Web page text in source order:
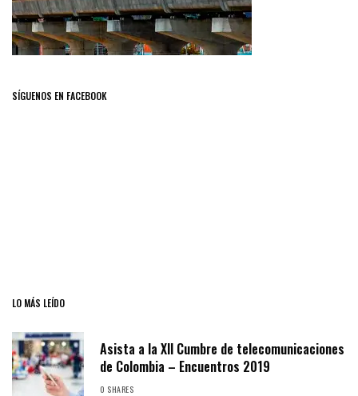
SÍGUENOS EN FACEBOOK
LO MÁS LEÍDO
Asista a la XII Cumbre de telecomunicaciones
de Colombia – Encuentros 2019
0 SHARES